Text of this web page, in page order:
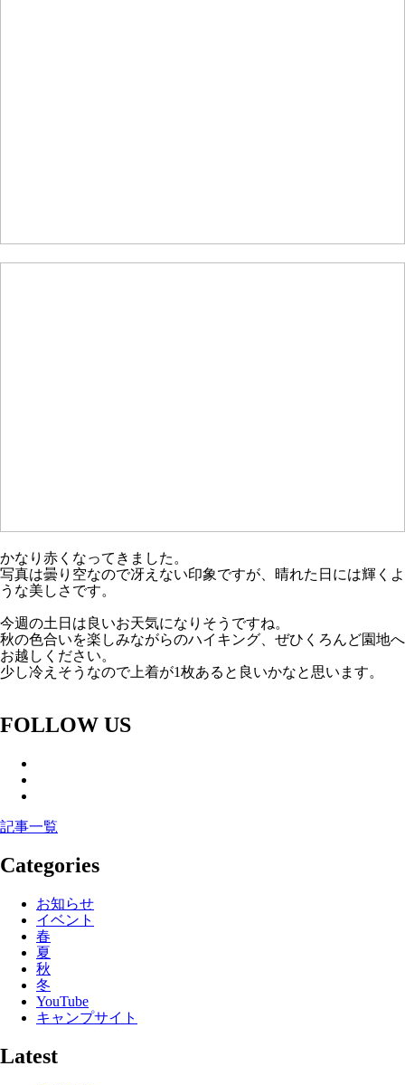
かなり赤くなってきました。
写真は曇り空なので冴えない印象ですが、晴れた日には輝くよ
うな美しさです。
今週の土日は良いお天気になりそうですね。
秋の色合いを楽しみながらのハイキング、ぜひくろんど園地へ
お越しください。
少し冷えそうなので上着が1枚あると良いかなと思います。
FOLLOW US
記事一覧
Categories
お知らせ
イベント
春
夏
秋
冬
YouTube
キャンプサイト
Latest